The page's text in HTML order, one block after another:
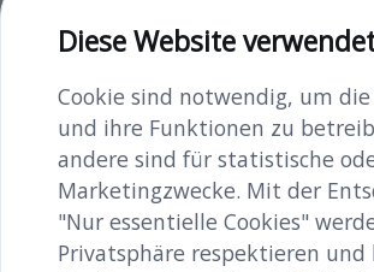
12-h-Konzert_Buchegger-
Diese Website
Cookie sind notwendig, um
und ihre Funktionen zu
andere sind für statistische
Marketingzwecke. Mit der
"Nur essentielle Cookies"
Privatsphäre respektieren und